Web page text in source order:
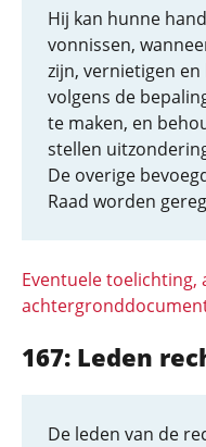
Hij kan hunne
vonnissen,
zijn, vernietigen
volgens de
te maken, en
stellen
De overige
Raad worden
Eventuele toelichting,
167: Leden
De leden van de